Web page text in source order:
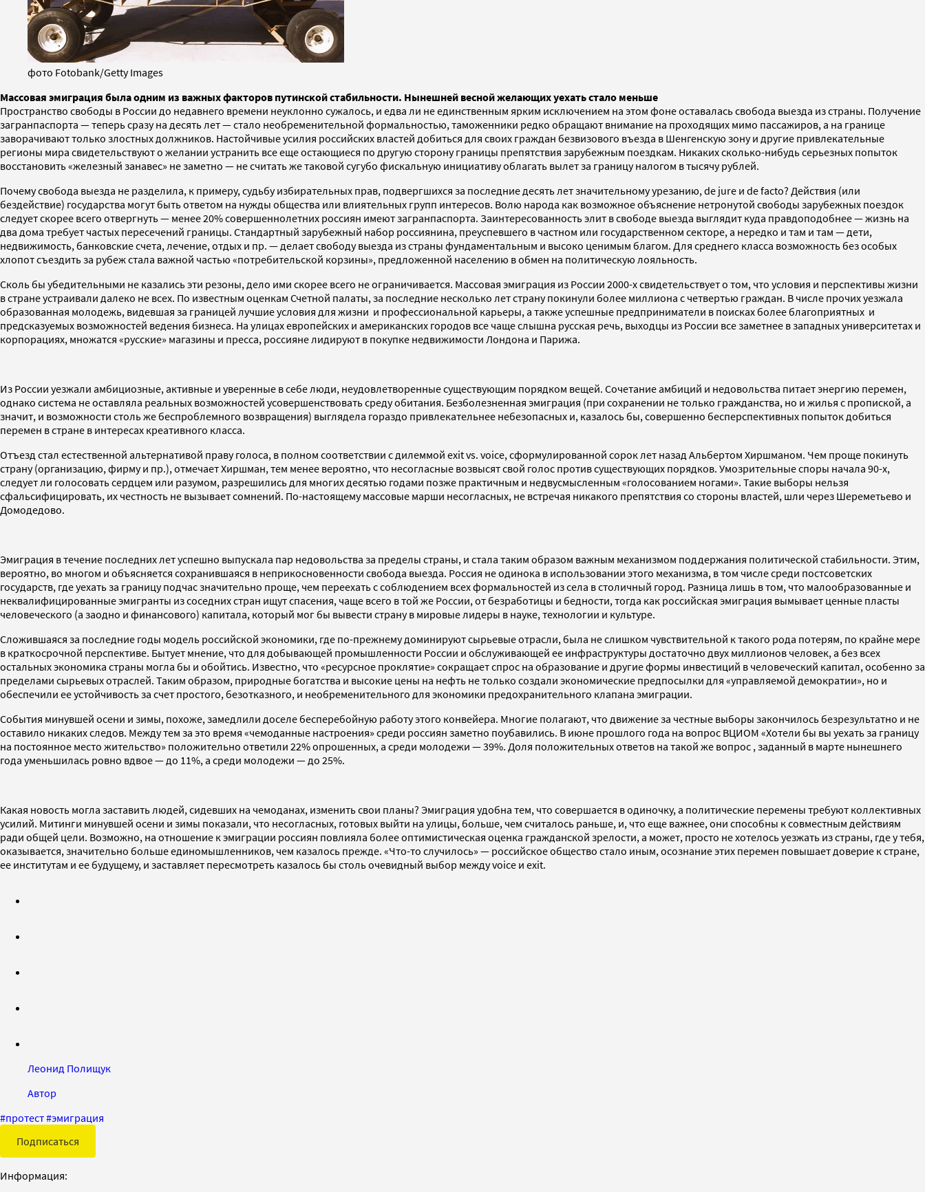
фото Fotobank/Getty Images
Массовая эмиграция была одним из важных факторов путинской стабильности. Нынешней весной желающих уехать стало меньше
Пространство свободы в России до недавнего времени неуклонно сужалось, и едва ли не единственным ярким исключением на этом фоне оставалась свобода выезда из страны. Получение
загранпаспорта — теперь сразу на десять лет — стало необременительной формальностью, таможенники редко обращают внимание на проходящих мимо пассажиров, а на границе
заворачивают только злостных должников. Настойчивые усилия российских властей добиться для своих граждан безвизового въезда в Шенгенскую зону и другие привлекательные
регионы мира свидетельствуют о желании устранить все еще остающиеся по другую сторону границы препятствия зарубежным поездкам. Никаких сколько-нибудь серьезных попыток
восстановить «железный занавес» не заметно — не считать же таковой сугубо фискальную инициативу облагать вылет за границу налогом в тысячу рублей.
Почему свобода выезда не разделила, к примеру, судьбу избирательных прав, подвергшихся за последние десять лет значительному урезанию, de jure и de facto? Действия (или
бездействие) государства могут быть ответом на нужды общества или влиятельных групп интересов. Волю народа как возможное объяснение нетронутой свободы зарубежных поездок
следует скорее всего отвергнуть — менее 20% совершеннолетних россиян имеют загранпаспорта. Заинтересованность элит в свободе выезда выглядит куда правдоподобнее — жизнь на
два дома требует частых пересечений границы. Стандартный зарубежный набор россиянина, преуспевшего в частном или государственном секторе, а нередко и там и там — дети,
недвижимость, банковские счета, лечение, отдых и пр. — делает свободу выезда из страны фундаментальным и высоко ценимым благом. Для среднего класса возможность без особых
хлопот съездить за рубеж стала важной частью «потребительской корзины», предложенной населению в обмен на политическую лояльность.
Сколь бы убедительными не казались эти резоны, дело ими скорее всего не ограничивается. Массовая эмиграция из России 2000-х свидетельствует о том, что условия и перспективы жизни
в стране устраивали далеко не всех. По известным оценкам Счетной палаты, за последние несколько лет страну покинули более миллиона с четвертью граждан. В числе прочих уезжала
образованная молодежь, видевшая за границей лучшие условия для жизни и профессиональной карьеры, а также успешные предприниматели в поисках более благоприятных и
предсказуемых возможностей ведения бизнеса. На улицах европейских и американских городов все чаще слышна русская речь, выходцы из России все заметнее в западных университетах и
корпорациях, множатся «русские» магазины и пресса, россияне лидируют в покупке недвижимости Лондона и Парижа.
Из России уезжали амбициозные, активные и уверенные в себе люди, неудовлетворенные существующим порядком вещей. Сочетание амбиций и недовольства питает энергию перемен,
однако система не оставляла реальных возможностей усовершенствовать среду обитания. Безболезненная эмиграция (при сохранении не только гражданства, но и жилья с пропиской, а
значит, и возможности столь же беспроблемного возвращения) выглядела гораздо привлекательнее небезопасных и, казалось бы, совершенно бесперспективных попыток добиться
перемен в стране в интересах креативного класса.
Отъезд стал естественной альтернативой праву голоса, в полном соответствии с дилеммой exit vs. voice, сформулированной сорок лет назад Альбертом Хиршманом. Чем проще покинуть
страну (организацию, фирму и пр.), отмечает Хиршман, тем менее вероятно, что несогласные возвысят свой голос против существующих порядков. Умозрительные споры начала 90-х,
следует ли голосовать сердцем или разумом, разрешились для многих десятью годами позже практичным и недвусмысленным «голосованием ногами». Такие выборы нельзя
сфальсифицировать, их честность не вызывает сомнений. По-настоящему массовые марши несогласных, не встречая никакого препятствия со стороны властей, шли через Шереметьево и
Домодедово.
Эмиграция в течение последних лет успешно выпускала пар недовольства за пределы страны, и стала таким образом важным механизмом поддержания политической стабильности. Этим,
вероятно, во многом и объясняется сохранившаяся в неприкосновенности свобода выезда. Россия не одинока в использовании этого механизма, в том числе среди постсоветских
государств, где уехать за границу подчас значительно проще, чем переехать с соблюдением всех формальностей из села в столичный город. Разница лишь в том, что малообразованные и
неквалифицированные эмигранты из соседних стран ищут спасения, чаще всего в той же России, от безработицы и бедности, тогда как российская эмиграция вымывает ценные пласты
человеческого (а заодно и финансового) капитала, который мог бы вывести страну в мировые лидеры в науке, технологии и культуре.
Сложившаяся за последние годы модель российской экономики, где по-прежнему доминируют сырьевые отрасли, была не слишком чувствительной к такого рода потерям, по крайне мере
в краткосрочной перспективе. Бытует мнение, что для добывающей промышленности России и обслуживающей ее инфраструктуры достаточно двух миллионов человек, а без всех
остальных экономика страны могла бы и обойтись. Известно, что «ресурсное проклятие» сокращает спрос на образование и другие формы инвестиций в человеческий капитал, особенно за
пределами сырьевых отраслей. Таким образом, природные богатства и высокие цены на нефть не только создали экономические предпосылки для «управляемой демократии», но и
обеспечили ее устойчивость за счет простого, безотказного, и необременительного для экономики предохранительного клапана эмиграции.
События минувшей осени и зимы, похоже, замедлили доселе бесперебойную работу этого конвейера. Многие полагают, что движение за честные выборы закончилось безрезультатно и не
оставило никаких следов. Между тем за это время «чемоданные настроения» среди россиян заметно поубавились. В июне прошлого года на вопрос ВЦИОМ «Хотели бы вы уехать за границу
на постоянное место жительство» положительно ответили 22% опрошенных, а среди молодежи — 39%. Доля положительных ответов на такой же вопрос , заданный в марте нынешнего
года уменьшилась ровно вдвое — до 11%, а среди молодежи — до 25%.
Какая новость могла заставить людей, сидевших на чемоданах, изменить свои планы? Эмиграция удобна тем, что совершается в одиночку, а политические перемены требуют коллективных
усилий. Митинги минувшей осени и зимы показали, что несогласных, готовых выйти на улицы, больше, чем считалось раньше, и, что еще важнее, они способны к совместным действиям
ради общей цели. Возможно, на отношение к эмиграции россиян повлияла более оптимистическая оценка гражданской зрелости, а может, просто не хотелось уезжать из страны, где у тебя,
оказывается, значительно больше единомышленников, чем казалось прежде. «Что-то случилось» — российское общество стало иным, осознание этих перемен повышает доверие к стране,
ее институтам и ее будущему, и заставляет пересмотреть казалось бы столь очевидный выбор между voice и exit.
Леонид Полищук
Автор
#протест#эмиграция
Подписаться
Информация: